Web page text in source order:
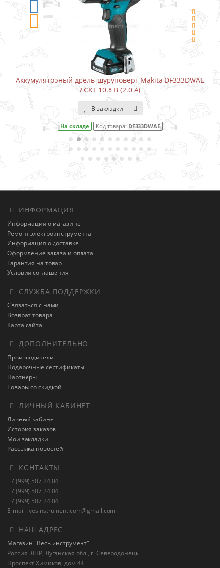
Аккумуляторный дрель-шуруповерт Makita DF333DWAE
/ CXT 10.8 В (2.0 А)
В закладки
На складе Код товара: DF333DWAE
ИНФОРМАЦИЯ
Информация о магазине
Ремонт электроинструмента
Информация о доставке
Оформление заказа и оплата
Гарантия на товар
Условия соглашения
СЛУЖБА ПОДДЕРЖКИ
Связаться с нами
Возврат товара
Карта сайта
ДОПОЛНИТЕЛЬНО
Производители
Подарочные сертификаты
Партнёры
Товары со скидкой
ЛИЧНЫЙ КАБИНЕТ
Личный кабинет
История заказов
Мои закладки
Рассылка новостей
КОНТАКТЫ
+7 (999) 507 24 04
+7 (999) 507 24 04
+7 (999) 507 24 04
E-mail : vesinstrument.com@gmail.com
НАШ АДРЕС
Магазин "Весь инструмент"
Россия, ЛНР, Луганская обл., г. Северодонецк
Проспект Химиков, дом 44